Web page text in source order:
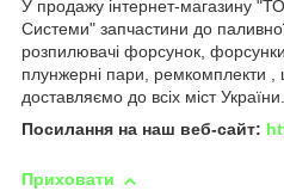
У продажу інтернет-магазину
Системи" запчастини до
розпилювачі форсунок,
плунжерні пари, ремкомплекти ,
доставляємо до всіх міст України.
Посилання на наш веб-сайт:
Приховати